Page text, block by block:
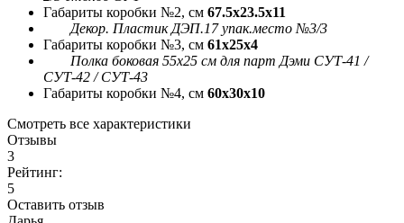
Габариты коробки №2, см 67.5x23.5x11
Декор. Пластик ДЭП.17 упак.место №3/3
Габариты коробки №3, см 61x25x4
Полка боковая 55x25 см для парт Дэми СУТ-41 /
СУТ-42 / СУТ-43
Габариты коробки №4, см 60x30x10
Смотреть все характеристики
Отзывы
3
Рейтинг:
5
Оставить отзыв